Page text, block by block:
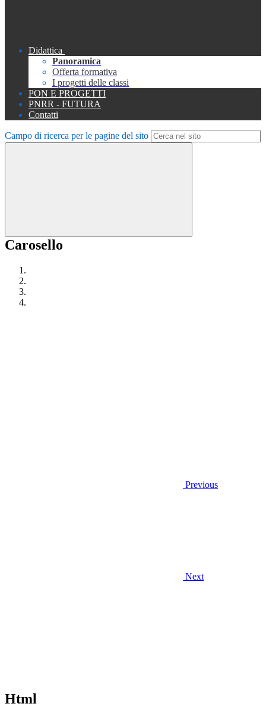
Didattica
Panoramica
Offerta formativa
I progetti delle classi
PON E PROGETTI
PNRR - FUTURA
Contatti
Campo di ricerca per le pagine del sito
Carosello
Previous
Next
Html